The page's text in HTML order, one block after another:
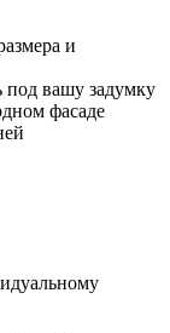
и
под вашу задумку
фасаде